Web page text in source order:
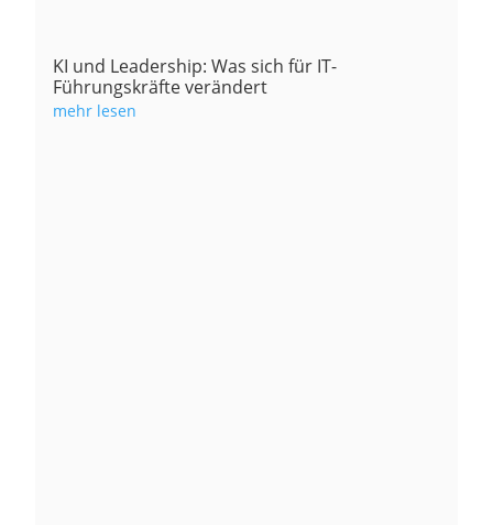
KI und Leadership: Was sich für IT-
Führungskräfte verändert
mehr lesen